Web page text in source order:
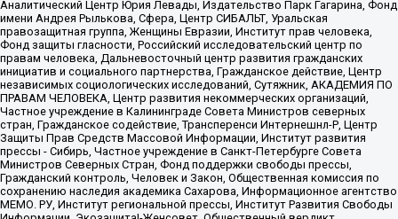
Аналитический Центр Юрия Левады, Издательство Парк Гагарина, Фонд
имени Андрея Рылькова, Сфера, Центр СИБАЛЬТ, Уральская
правозащитная группа, Женщины Евразии, Институт прав человека,
Фонд защиты гласности, Российский исследовательский центр по
правам человека, Дальневосточный центр развития гражданских
инициатив и социального партнерства, Гражданское действие, Центр
независимых социологических исследований, Сутяжник, АКАДЕМИЯ ПО
ПРАВАМ ЧЕЛОВЕКА, Центр развития некоммерческих организаций,
Частное учреждение в Калининграде Совета Министров северных
стран, Гражданское содействие, Трансперенси Интернешнл-Р, Центр
Защиты Прав Средств Массовой Информации, Институт развития
прессы - Сибирь, Частное учреждение в Санкт-Петербурге Совета
Министров Северных Стран, Фонд поддержки свободы прессы,
Гражданский контроль, Человек и Закон, Общественная комиссия по
сохранению наследия академика Сахарова, Информационное агентство
МЕМО. РУ, Институт региональной прессы, Институт Развития Свободы